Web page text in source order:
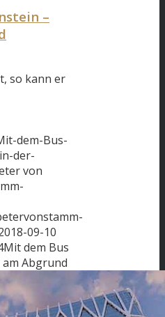
–
so kann er
dem-Bus-
der-
von
09-10
Mit dem Bus
Abgrund